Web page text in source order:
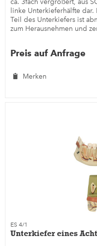
linke Unterkieferhälfte
Teil des Unterkiefers ist
zum Herausnehmen und
Preis auf Anfrage
Merken
ES 4/1
Unterkiefer eines